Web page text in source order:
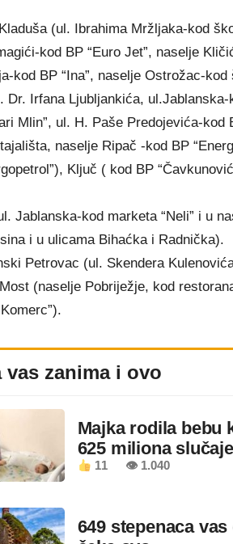
(ul. Ibrahima Mržljaka-kod
kod BP “Euro Jet”, naselje
kod BP “Ina”, naselje Ostrožac-kod
Dr. Irfana Ljubljankića,
Mlin”, ul. H. Paše Predojevića-kod
naselje Ripač -kod BP
Ključ ( kod BP
Jablanska-kod marketa “Neli” i u
i u ulicama Bihaćka i Radnička).
Petrovac (ul. Skendera
(naselje Pobriježje, kod
vas zanima i ovo
Majka rodila bebu
625 miliona
11 👁 1.040
649 stepenaca